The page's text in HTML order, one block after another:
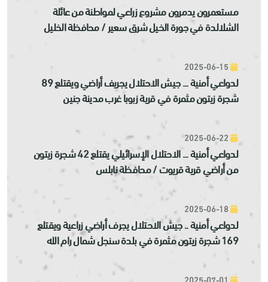
مستعمرون يدمرون مشروع زراعي لمواطنة من عائلة
الشلالدة في جورة الخيل شرق سعير / محافظة الخليل
لدواعي أمنية ... جيش الاحتلال يجريف أراضي ويقتلع 89
شجرة زيتون مثمرة في قرية زبوبا غرب مدينة جنين
لدواعي أمنية ... الاحتلال الإسرائيلي يقتلع 42 شجرة زيتون
من أراضي قرية قريوت / محافظة نابلس
لدواعي أمنية .. جيش الاحتلال يجرف أراضي زراعية ويقتلع
169 شجرة زيتون مثمرة في بلدة سنجل شمال رام الله